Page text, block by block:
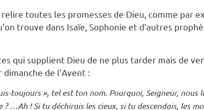
toutes les promesses de Dieu, comme par
trouve dans Isaïe, Sophonie et d’autres
qui supplient Dieu de ne plus tarder mais de
de l’Avent :
toujours », tel est ton nom. Pourquoi, Seigneur, nous
…Ah ! Si tu déchirais les cieux, si tu descendais, les